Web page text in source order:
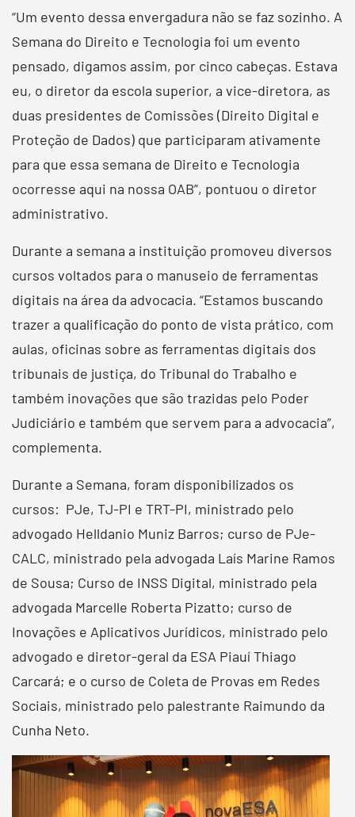
“Um evento dessa envergadura não se faz sozinho. A
Semana do Direito e Tecnologia foi um evento
pensado, digamos assim, por cinco cabeças. Estava
eu, o diretor da escola superior, a vice-diretora, as
duas presidentes de Comissões (Direito Digital e
Proteção de Dados) que participaram ativamente
para que essa semana de Direito e Tecnologia
ocorresse aqui na nossa OAB”, pontuou o diretor
administrativo.
Durante a semana a instituição promoveu diversos
cursos voltados para o manuseio de ferramentas
digitais na área da advocacia. “Estamos buscando
trazer a qualificação do ponto de vista prático, com
aulas, oficinas sobre as ferramentas digitais dos
tribunais de justiça, do Tribunal do Trabalho e
também inovações que são trazidas pelo Poder
Judiciário e também que servem para a advocacia”,
complementa.
Durante a Semana, foram disponibilizados os
cursos: PJe, TJ-PI e TRT-PI, ministrado pelo
advogado Helldanio Muniz Barros; curso de PJe-
CALC, ministrado pela advogada Laís Marine Ramos
de Sousa; Curso de INSS Digital, ministrado pela
advogada Marcelle Roberta Pizatto; curso de
Inovações e Aplicativos Jurídicos, ministrado pelo
advogado e diretor-geral da ESA Piauí Thiago
Carcará; e o curso de Coleta de Provas em Redes
Sociais, ministrado pelo palestrante Raimundo da
Cunha Neto.